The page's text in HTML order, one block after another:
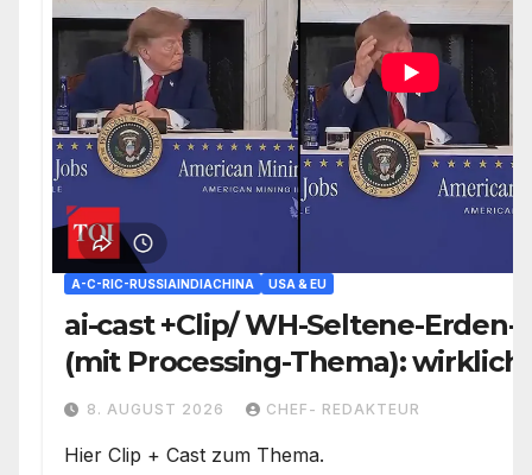
A-C-RIC-RUSSIAINDIACHINA USA & EU
ai-cast +Clip/ WH-Seltene-Erden-
(mit Processing-Thema):
Problemzone nicht erfasst/
8. AUGUST 2026 CHEF- REDAKTEUR
Hier Clip + Cast zum Thema.